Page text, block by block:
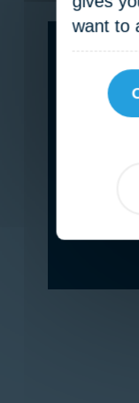
want to